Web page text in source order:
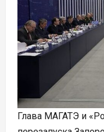
Глава МАГАТЭ и